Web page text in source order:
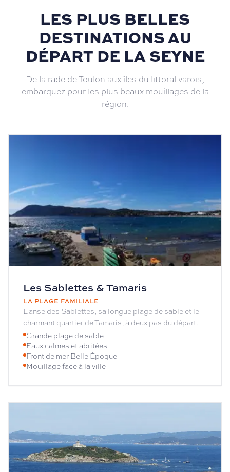
LES PLUS BELLES
DESTINATIONS AU
DÉPART DE LA SEYNE
De la rade de Toulon aux îles du littoral varois,
embarquez pour les plus beaux mouillages de la
région.
Les Sablettes & Tamaris
LA PLAGE FAMILIALE
L'anse des Sablettes, sa longue plage de sable et le
charmant quartier de Tamaris, à deux pas du départ.
Grande plage de sable
Eaux calmes et abritées
Front de mer Belle Époque
Mouillage face à la ville